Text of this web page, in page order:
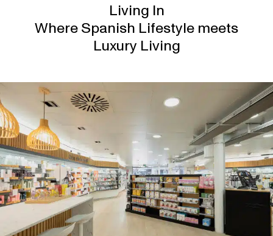
Living In
Where Spanish Lifestyle meets
Luxury Living